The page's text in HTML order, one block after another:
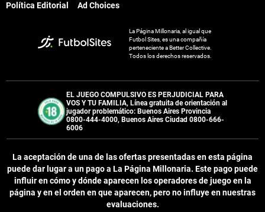
Política Editorial
Ad Choices
La Página Millonaria, al igual que
Futbol Sites, es una compañía
perteneciente a Better Collective.
Todos los derechos reservados.
EL JUEGO COMPULSIVO ES PERJUDICIAL PARA
VOS Y TU FAMILIA, Línea gratuita de orientación al
jugador problemático: Buenos Aires Provincia
0800-444-4000, Buenos Aires Ciudad 0800-666-
6006
La aceptación de una de las ofertas presentadas en esta página
puede dar lugar a un pago a La Página Millonaria. Este pago puede
influir en cómo y dónde aparecen los operadores de juego en la
página y en el orden en que aparecen, pero no influye en nuestras
evaluaciones.